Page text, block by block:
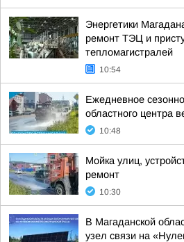
Энергетики
ремонт ТЭЦ и
тепломагистралей
10:54
Ежедневное
областного центра
10:48
Мойка улиц,
ремонт
10:30
В Магаданской
узел связи на